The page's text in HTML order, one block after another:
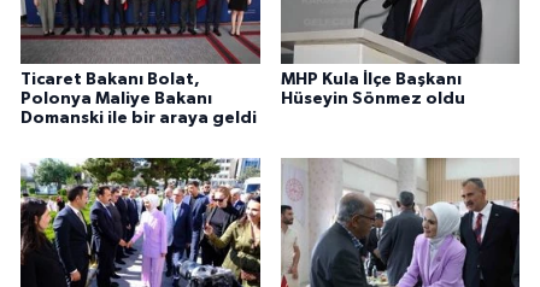
Ticaret Bakanı Bolat,
Polonya Maliye Bakanı
Domanski ile bir araya geldi
MHP Kula İlçe Başkanı
Hüseyin Sönmez oldu